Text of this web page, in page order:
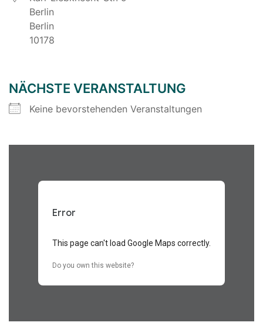
Berlin
Berlin
10178
NÄCHSTE VERANSTALTUNG
Keine bevorstehenden Veranstaltungen
Error
This page can't load Google Maps correctly.
Do you own this website?